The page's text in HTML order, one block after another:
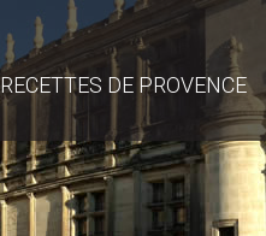
RECETTES DE PROVENCE